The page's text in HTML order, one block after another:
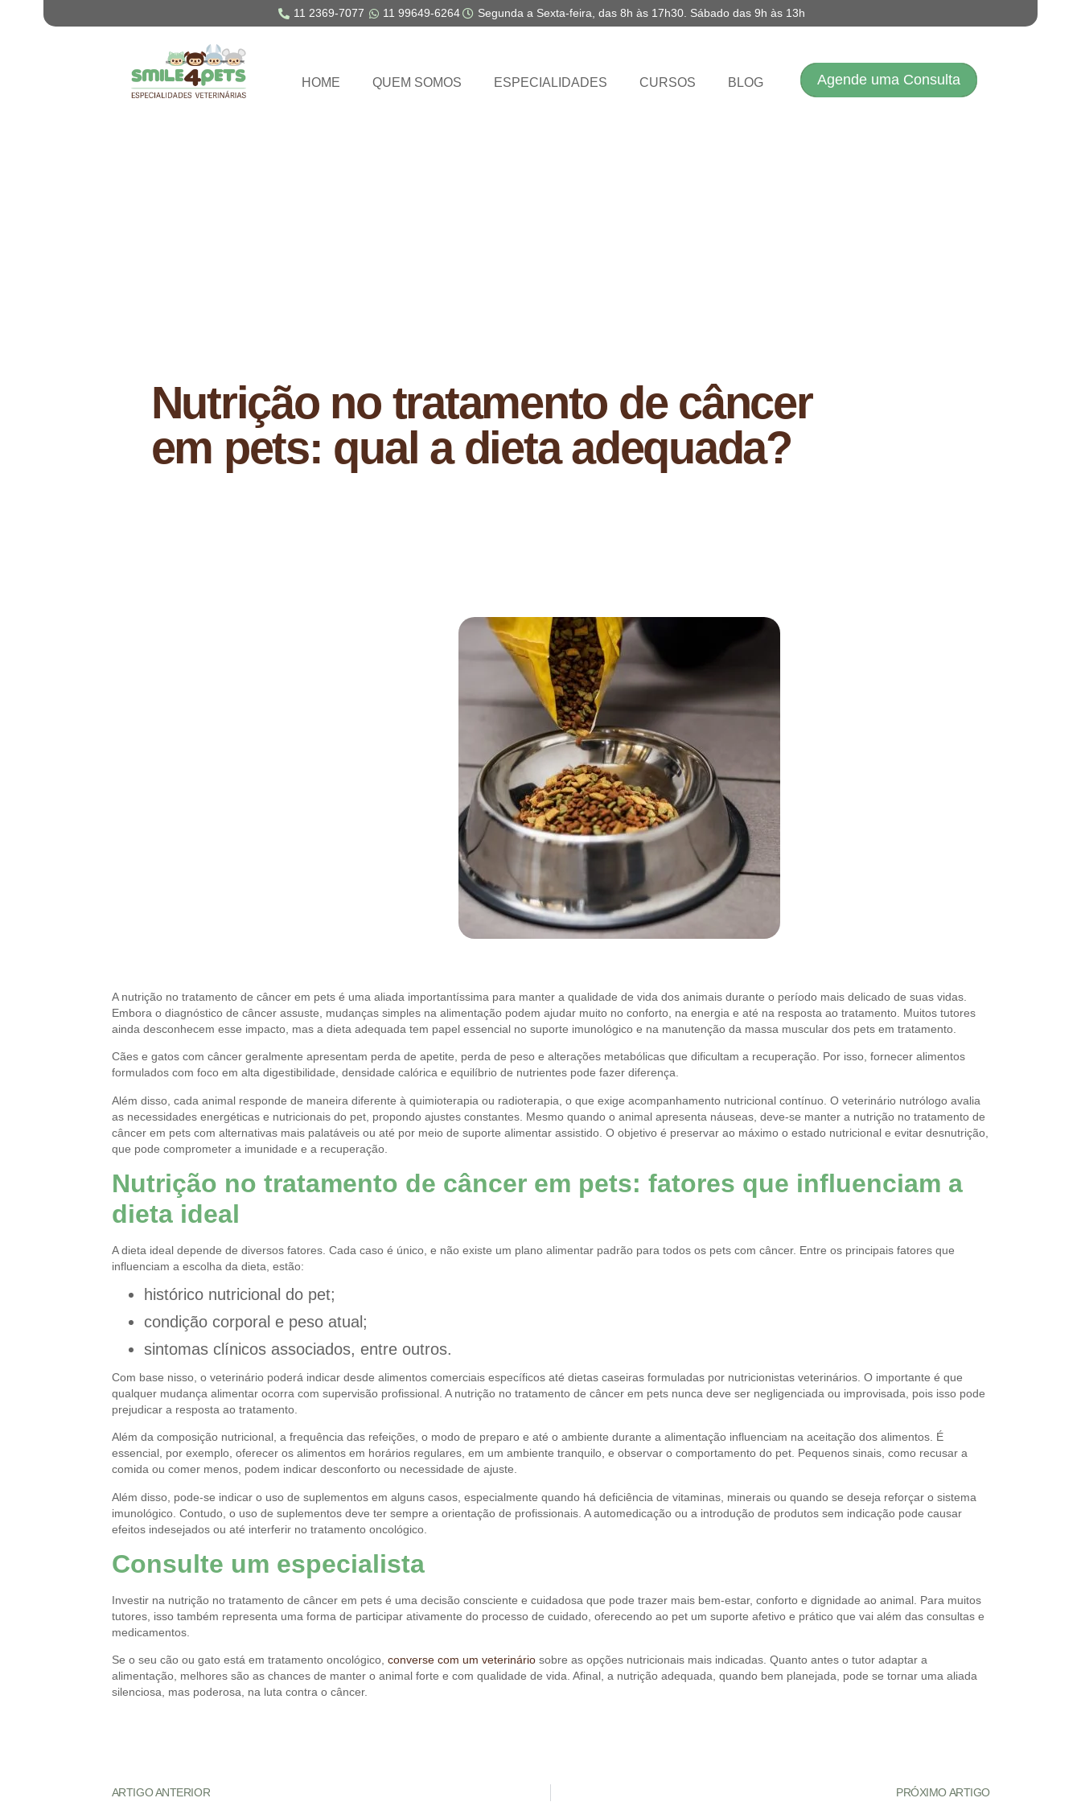
11 2369-7077 11 99649-6264 Segunda a Sexta-feira, das 8h às 17h30. Sábado das 9h às 13h
HOME QUEM SOMOS ESPECIALIDADES CURSOS BLOG Agende uma Consulta
Nutrição no tratamento de câncer
em pets: qual a dieta adequada?
A nutrição no tratamento de câncer em pets é uma aliada importantíssima para manter a qualidade de vida dos animais durante o período mais delicado de suas vidas.
Embora o diagnóstico de câncer assuste, mudanças simples na alimentação podem ajudar muito no conforto, na energia e até na resposta ao tratamento. Muitos tutores
ainda desconhecem esse impacto, mas a dieta adequada tem papel essencial no suporte imunológico e na manutenção da massa muscular dos pets em tratamento.
Cães e gatos com câncer geralmente apresentam perda de apetite, perda de peso e alterações metabólicas que dificultam a recuperação. Por isso, fornecer alimentos
formulados com foco em alta digestibilidade, densidade calórica e equilíbrio de nutrientes pode fazer diferença.
Além disso, cada animal responde de maneira diferente à quimioterapia ou radioterapia, o que exige acompanhamento nutricional contínuo. O veterinário nutrólogo avalia
as necessidades energéticas e nutricionais do pet, propondo ajustes constantes. Mesmo quando o animal apresenta náuseas, deve-se manter a nutrição no tratamento de
câncer em pets com alternativas mais palatáveis ou até por meio de suporte alimentar assistido. O objetivo é preservar ao máximo o estado nutricional e evitar desnutrição,
que pode comprometer a imunidade e a recuperação.
Nutrição no tratamento de câncer em pets: fatores que influenciam a
dieta ideal
A dieta ideal depende de diversos fatores. Cada caso é único, e não existe um plano alimentar padrão para todos os pets com câncer. Entre os principais fatores que
influenciam a escolha da dieta, estão:
histórico nutricional do pet;
condição corporal e peso atual;
sintomas clínicos associados, entre outros.
Com base nisso, o veterinário poderá indicar desde alimentos comerciais específicos até dietas caseiras formuladas por nutricionistas veterinários. O importante é que
qualquer mudança alimentar ocorra com supervisão profissional. A nutrição no tratamento de câncer em pets nunca deve ser negligenciada ou improvisada, pois isso pode
prejudicar a resposta ao tratamento.
Além da composição nutricional, a frequência das refeições, o modo de preparo e até o ambiente durante a alimentação influenciam na aceitação dos alimentos. É
essencial, por exemplo, oferecer os alimentos em horários regulares, em um ambiente tranquilo, e observar o comportamento do pet. Pequenos sinais, como recusar a
comida ou comer menos, podem indicar desconforto ou necessidade de ajuste.
Além disso, pode-se indicar o uso de suplementos em alguns casos, especialmente quando há deficiência de vitaminas, minerais ou quando se deseja reforçar o sistema
imunológico. Contudo, o uso de suplementos deve ter sempre a orientação de profissionais. A automedicação ou a introdução de produtos sem indicação pode causar
efeitos indesejados ou até interferir no tratamento oncológico.
Consulte um especialista
Investir na nutrição no tratamento de câncer em pets é uma decisão consciente e cuidadosa que pode trazer mais bem-estar, conforto e dignidade ao animal. Para muitos
tutores, isso também representa uma forma de participar ativamente do processo de cuidado, oferecendo ao pet um suporte afetivo e prático que vai além das consultas e
medicamentos.
Se o seu cão ou gato está em tratamento oncológico, converse com um veterináriosobre as opções nutricionais mais indicadas. Quanto antes o tutor adaptar a
alimentação, melhores são as chances de manter o animal forte e com qualidade de vida. Afinal, a nutrição adequada, quando bem planejada, pode se tornar uma aliada
silenciosa, mas poderosa, na luta contra o câncer.
ARTIGO ANTERIOR PRÓXIMO ARTIGO